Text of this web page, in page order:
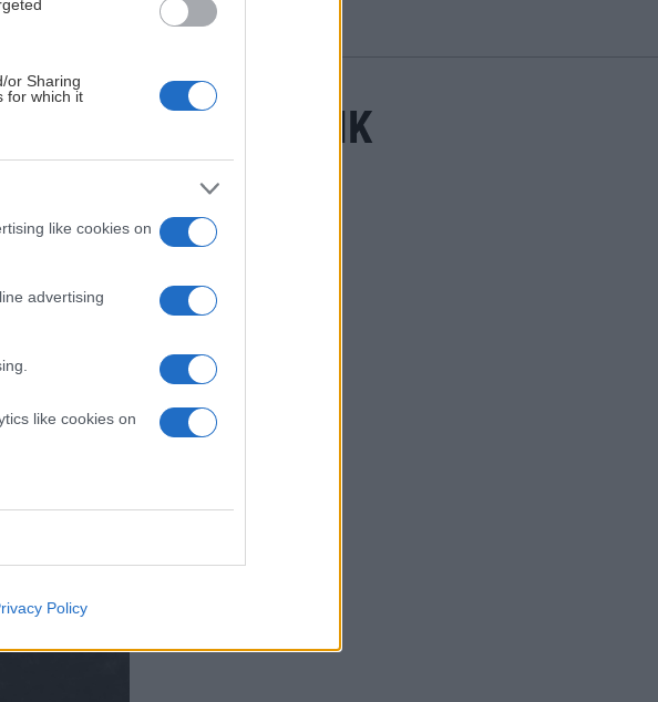
or Sharing
for which it
like cookies on
advertising
like cookies on
Policy
KARLSKRONA HK